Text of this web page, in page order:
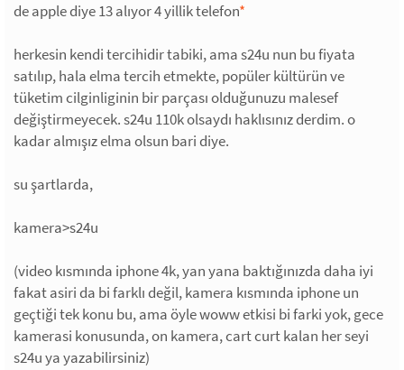
de apple diye 13 alıyor 4 yillik telefon*
herkesin kendi tercihidir tabiki, ama s24u nun bu fiyata
satılıp, hala elma tercih etmekte, popüler kültürün ve
tüketim cilginliginin bir parçası olduğunuzu malesef
değiştirmeyecek. s24u 110k olsaydı haklısınız derdim. o
kadar almışız elma olsun bari diye.
su şartlarda,
kamera>s24u
(video kısmında iphone 4k, yan yana baktığınızda daha iyi
fakat asiri da bi farklı değil, kamera kısmında iphone un
geçtiği tek konu bu, ama öyle woww etkisi bi farki yok, gece
kamerasi konusunda, on kamera, cart curt kalan her seyi
s24u ya yazabilirsiniz)